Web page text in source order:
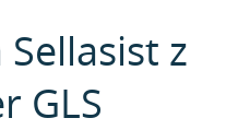
z
GLS